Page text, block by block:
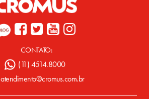
CONTATO:
(11) 4514.8000
atendimento@cromus.com.br